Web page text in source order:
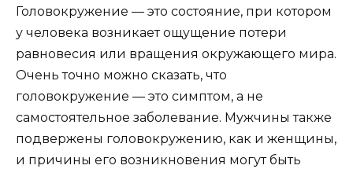
Головокружение — это состояние, при котором
у человека возникает ощущение потери
равновесия или вращения окружающего мира.
Очень точно можно сказать, что
головокружение — это симптом, а не
самостоятельное заболевание. Мужчины также
подвержены головокружению, как и женщины,
и причины его возникновения могут быть